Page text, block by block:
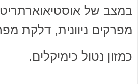
במצב של
מפרקים ניוונית, דלקת
כמזון נטול כימיקלים.